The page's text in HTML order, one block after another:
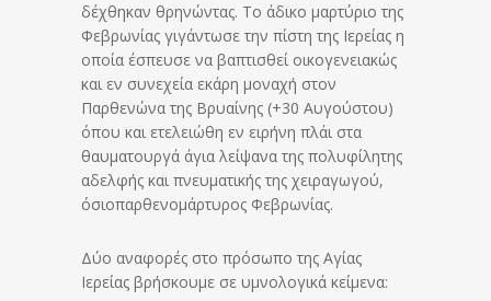
δέχθηκαν θρηνώντας. Το άδικο μαρτύριο της
Φεβρωνίας γιγάντωσε την πίστη της Ιερείας η
οποία έσπευσε να βαπτισθεί οικογενειακώς
και εν συνεχεία εκάρη μοναχή στον
Παρθενώνα της Βρυαίνης (+30 Αυγούστου)
όπου και ετελειώθη εν ειρήνη πλάι στα
θαυματουργά άγια λείψανα της πολυφίλητης
αδελφής και πνευματικής της χειραγωγού,
όσιοπαρθενομάρτυρος Φεβρωνίας.
Δύο αναφορές στο πρόσωπο της Αγίας
Ιερείας βρήσκουμε σε υμνολογικά κείμενα: